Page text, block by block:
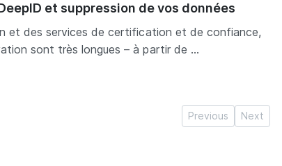
et suppression de vos données
et des services de certification et de confiance,
sont très longues – à partir de ...
Previous Next